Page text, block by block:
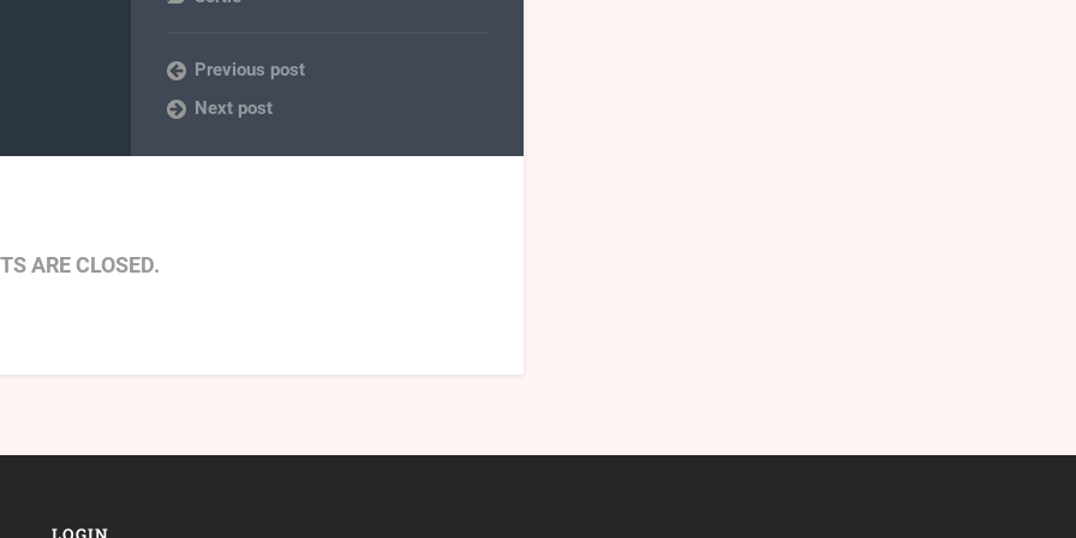
Previous post
Next post
ARE CLOSED.